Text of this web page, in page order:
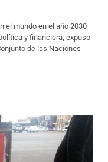
el mundo en el año 2030
y financiera, expuso
de las Naciones